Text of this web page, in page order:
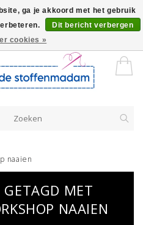
worden verkocht per 10 cm.
naaien
GETAGD MET
NAAIEN
ga je akkoord met het gebruik
Dit bericht verbergen
cookies »